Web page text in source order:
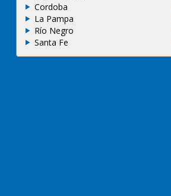
Cordoba
La Pampa
Río Negro
Santa Fe